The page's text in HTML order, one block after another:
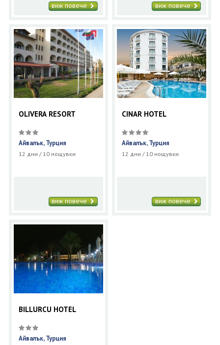
виж повече виж повече
OLIVERA RESORT
Айвалък, Турция
12 дни / 10 нощувки
виж повече
CINAR HOTEL
Айвалък, Турция
12 дни / 10 нощувки
виж повече
BILLURCU HOTEL
Айвалък, Турция